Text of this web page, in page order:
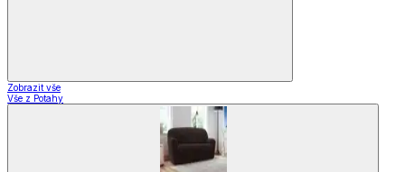
Zobrazit vše
Vše z Potahy